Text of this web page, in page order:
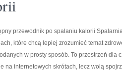
przewodnik po spalaniu kalorii
które chcą lepiej zrozumieć temat
w prosty sposób. To przestrzeń dla
na internetowych skrótach, lecz wolą